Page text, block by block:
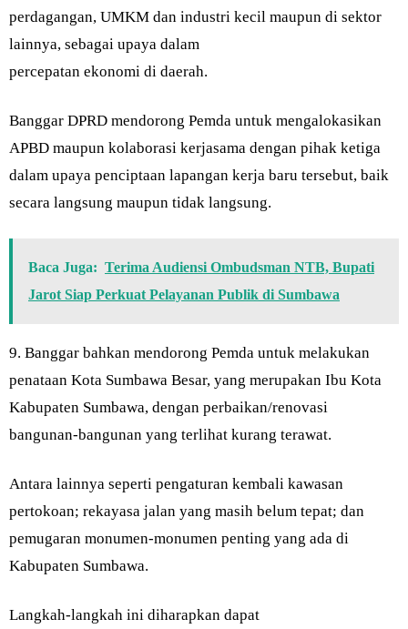
perdagangan, UMKM dan industri kecil maupun di sektor
lainnya, sebagai upaya dalam
percepatan ekonomi di daerah.
Banggar DPRD mendorong Pemda untuk mengalokasikan
APBD maupun kolaborasi kerjasama dengan pihak ketiga
dalam upaya penciptaan lapangan kerja baru tersebut, baik
secara langsung maupun tidak langsung.
Baca Juga: Terima Audiensi Ombudsman NTB, Bupati
Jarot Siap Perkuat Pelayanan Publik di Sumbawa
9. Banggar bahkan mendorong Pemda untuk melakukan
penataan Kota Sumbawa Besar, yang merupakan Ibu Kota
Kabupaten Sumbawa, dengan perbaikan/renovasi
bangunan-bangunan yang terlihat kurang terawat.
Antara lainnya seperti pengaturan kembali kawasan
pertokoan; rekayasa jalan yang masih belum tepat; dan
pemugaran monumen-monumen penting yang ada di
Kabupaten Sumbawa.
Langkah-langkah ini diharapkan dapat